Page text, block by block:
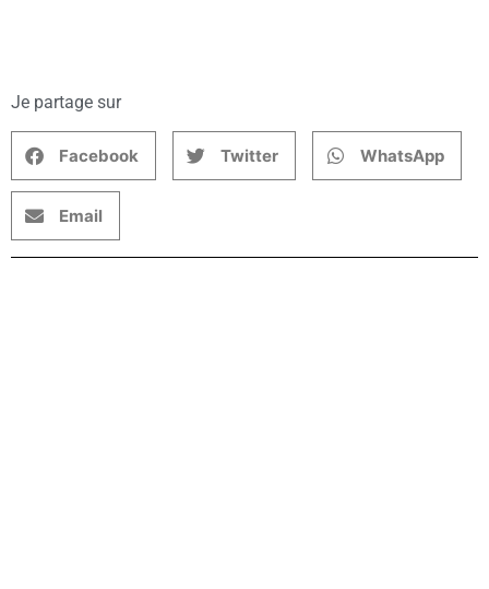
Je partage sur
Facebook Twitter WhatsApp
Email